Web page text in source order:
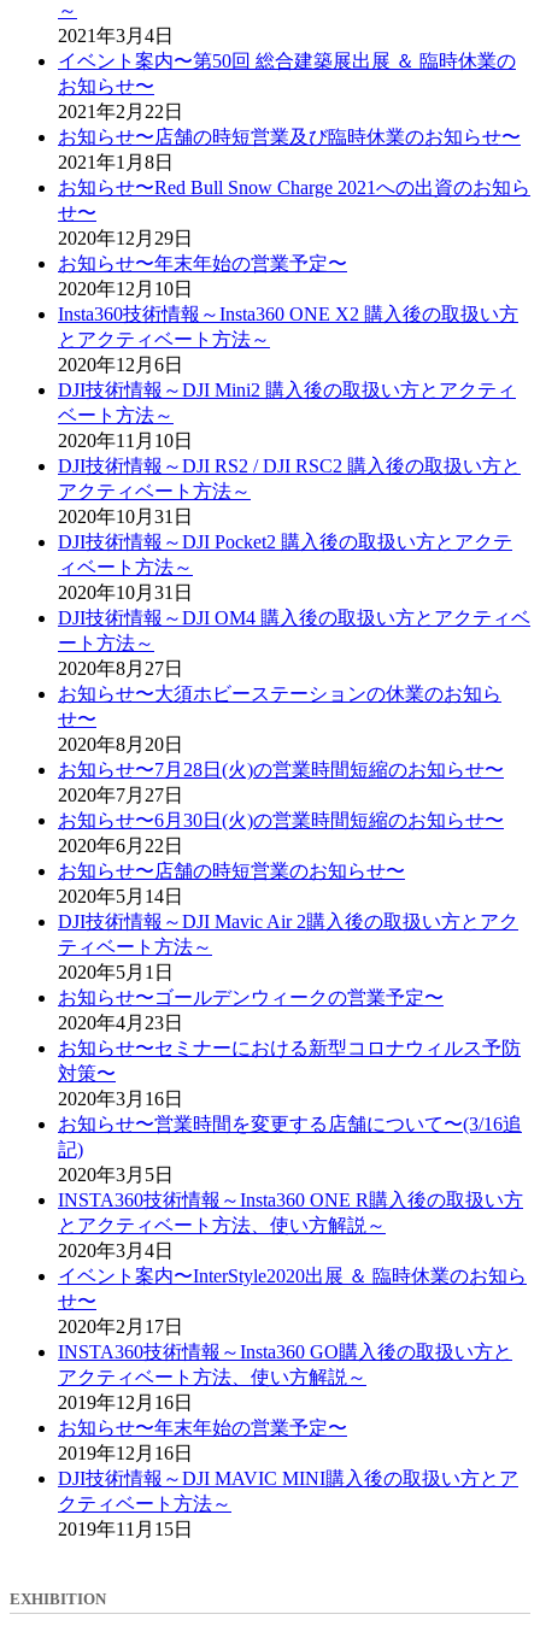
～
2021年3月4日
イベント案内〜第50回 総合建築展出展 ＆ 臨時休業の
お知らせ〜
2021年2月22日
お知らせ〜店舗の時短営業及び臨時休業のお知らせ〜
2021年1月8日
お知らせ〜Red Bull Snow Charge 2021への出資のお知ら
せ〜
2020年12月29日
お知らせ〜年末年始の営業予定〜
2020年12月10日
Insta360技術情報～Insta360 ONE X2 購入後の取扱い方
とアクティベート方法～
2020年12月6日
DJI技術情報～DJI Mini2 購入後の取扱い方とアクティ
ベート方法～
2020年11月10日
DJI技術情報～DJI RS2 / DJI RSC2 購入後の取扱い方と
アクティベート方法～
2020年10月31日
DJI技術情報～DJI Pocket2 購入後の取扱い方とアクテ
ィベート方法～
2020年10月31日
DJI技術情報～DJI OM4 購入後の取扱い方とアクティベ
ート方法～
2020年8月27日
お知らせ〜大須ホビーステーションの休業のお知ら
せ〜
2020年8月20日
お知らせ〜7月28日(火)の営業時間短縮のお知らせ〜
2020年7月27日
お知らせ〜6月30日(火)の営業時間短縮のお知らせ〜
2020年6月22日
お知らせ〜店舗の時短営業のお知らせ〜
2020年5月14日
DJI技術情報～DJI Mavic Air 2購入後の取扱い方とアク
ティベート方法～
2020年5月1日
お知らせ〜ゴールデンウィークの営業予定〜
2020年4月23日
お知らせ〜セミナーにおける新型コロナウィルス予防
対策〜
2020年3月16日
お知らせ〜営業時間を変更する店舗について〜(3/16追
記)
2020年3月5日
INSTA360技術情報～Insta360 ONE R購入後の取扱い方
とアクティベート方法、使い方解説～
2020年3月4日
イベント案内〜InterStyle2020出展 ＆ 臨時休業のお知ら
せ〜
2020年2月17日
INSTA360技術情報～Insta360 GO購入後の取扱い方と
アクティベート方法、使い方解説～
2019年12月16日
お知らせ〜年末年始の営業予定〜
2019年12月16日
DJI技術情報～DJI MAVIC MINI購入後の取扱い方とア
クティベート方法～
2019年11月15日
EXHIBITION